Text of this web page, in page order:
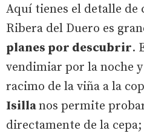
Aquí tienes el detalle de
Ribera del Duero es
planes por descubrir.
vendimiar por la noche
racimo de la viña a la
Isillanos permite
directamente de la cepa;